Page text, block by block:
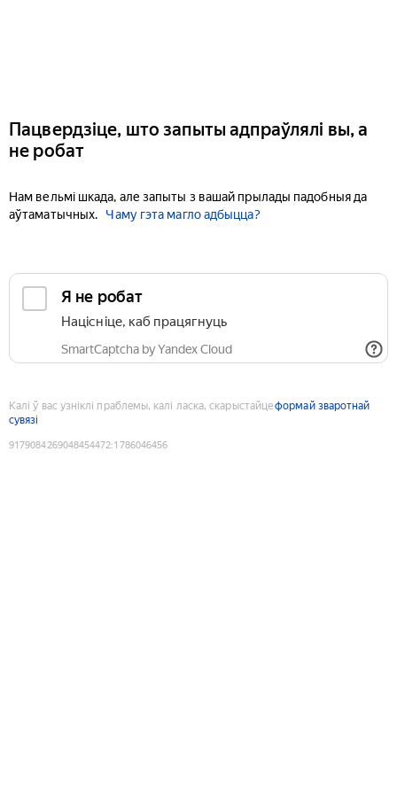
Пацвердзіце, што запыты адпраўлялі вы, а
не робат
Нам вельмі шкада, але запыты з вашай прылады падобныя да
аўтаматычных.
Чаму гэта магло адбыцца?
Я не робат
Націсніце, каб працягнуць
SmartCaptcha by Yandex Cloud
Калі ў вас узніклі праблемы, калі ласка, скарыстайцеформай зваротнай
сувязі
9179084269048454472:1786046456